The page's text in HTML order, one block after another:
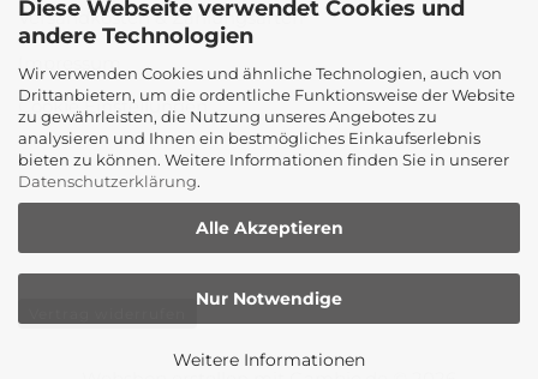
Diese Webseite verwendet Cookies und
andere Technologien
Wir verwenden Cookies und ähnliche Technologien, auch von
Drittanbietern, um die ordentliche Funktionsweise der Website
zu gewährleisten, die Nutzung unseres Angebotes zu
analysieren und Ihnen ein bestmögliches Einkaufserlebnis
bieten zu können. Weitere Informationen finden Sie in unserer
Datenschutzerklärung.
Alle Akzeptieren
Nur Notwendige
Weitere Informationen
Versandkosten & Zahlungsarten
Impressum
Cookie Einstellungen